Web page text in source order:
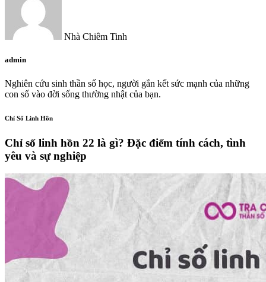
Nhà Chiêm Tinh
admin
Nghiên cứu sinh thần số học, người gắn kết sức mạnh của những
con số vào đời sống thường nhật của bạn.
Chỉ Số Linh Hồn
Chỉ số linh hồn 22 là gì? Đặc điểm tính cách, tình
yêu và sự nghiệp